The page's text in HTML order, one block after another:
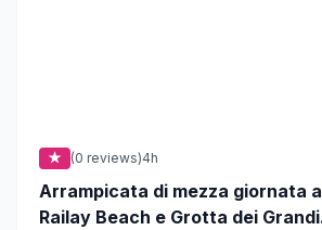
★ (0 reviews)4h
Arrampicata di mezza giornata a
Railay Beach e Grotta dei Grandi